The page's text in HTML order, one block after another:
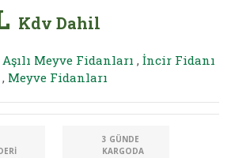
Kdv Dahil
Aşılı Meyve Fidanları ,İncir Fidanı
, Meyve Fidanları
3 GÜNDE
KARGODA